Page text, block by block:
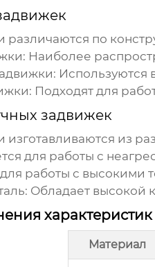
различаются по
Наиболее
Используются
Подходят для
задвижек
изготавливаются из
для работы с
работы с высокими
Обладает высокой
характеристик
Материал